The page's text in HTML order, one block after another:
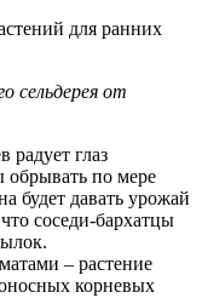
сельдерея от
радует глаз
обрывать по мере
будет давать урожай
соседи-бархатцы
– растение
корневых